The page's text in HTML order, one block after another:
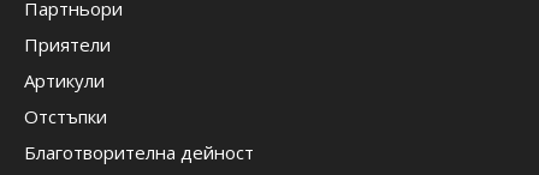
Партньори
Приятели
Артикули
Отстъпки
Благотворителна дейност